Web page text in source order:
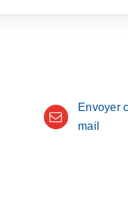
Envoyer
mail